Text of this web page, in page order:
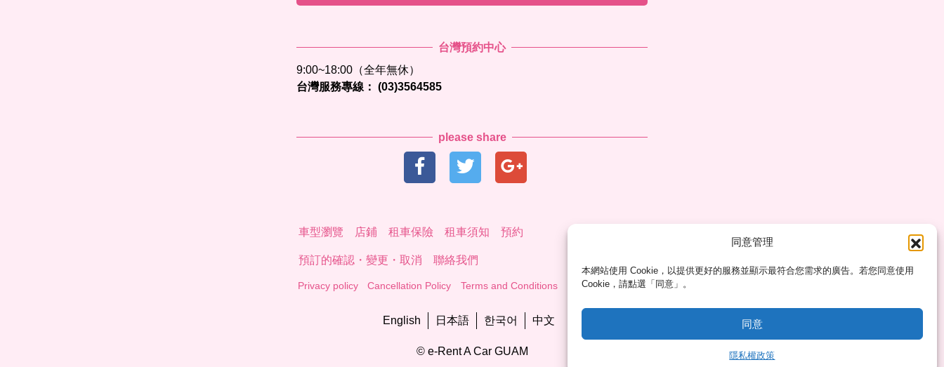
同意管理
本網站使用 Cookie，以提供更好的服務並顯示最符合您需求的廣告。若您同意使用
Cookie，請點選「同意」。
同意
隱私權政策
台灣預約中心
9:00~18:00（全年無休）
台灣服務專線： (03)3564585
please share
車型瀏覽 店鋪 租車保險 租車須知 預約
預訂的確認・變更・取消 聯絡我們
Privacy policy Cancellation Policy Terms and Conditions
English 日本語 한국어 中文
© e-Rent A Car GUAM